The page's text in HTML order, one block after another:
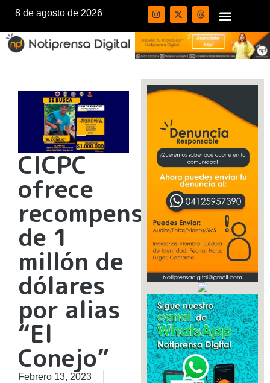
8 de agosto de 2026
CICPC
ofrece
recompensa
de 1
millón de
dólares
por alias
“El
Conejo”
Febrero 13, 2023